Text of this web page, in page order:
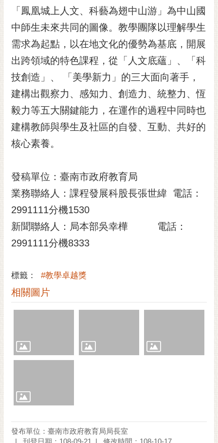
置
「鳳凰城上人文、科藝為翅中山游」為中山國
中師生未來共同的圖像。教學團隊以理解學生
需求為起點，以在地文化的優勢為基底，開展
出跨領域的特色課程，從「人文底蘊」、「科
技創造」、 「美學新力」的三大面向著手，
建構出觀察力、感知力、創造力、統整力、恆
毅力等五大關鍵能力，在運作的過程中同時也
建構教師與學生及社區的自發、互動、共好的
核心素養。
發稿單位：臺南市政府教育局
業務聯絡人：課程發展科股長張世緯 電話：
2991111分機1530
新聞聯絡人：局本部吳幸樺 電話：
2991111分機8333
標籤： #教學卓越獎
相關圖片
發布單位：臺南市政府教育局局長室
刊登日期：108-09-21
修改時間：108-10-17